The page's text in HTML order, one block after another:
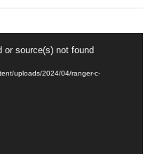
or source(s) not found
uploads/2024/04/ranger-c-